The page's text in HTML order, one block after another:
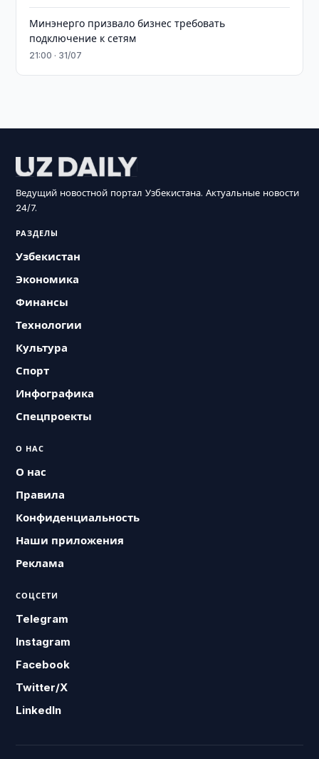
Минэнерго призвало бизнес требовать
подключение к сетям
21:00 · 31/07
Ведущий новостной портал Узбекистана. Актуальные новости
24/7.
РАЗДЕЛЫ
Узбекистан
Экономика
Финансы
Технологии
Культура
Спорт
Инфографика
Спецпроекты
О НАС
О нас
Правила
Конфиденциальность
Наши приложения
Реклама
СОЦСЕТИ
Telegram
Instagram
Facebook
Twitter/X
LinkedIn